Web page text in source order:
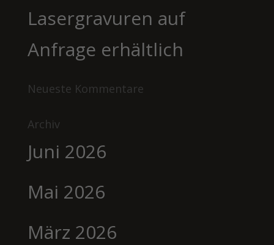
Lasergravuren auf
Anfrage erhältlich
Neueste Kommentare
Archiv
Juni 2026
Mai 2026
März 2026